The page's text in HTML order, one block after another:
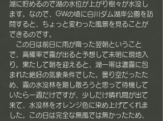
湖に貯めるので湖の水位が上がり樹々が水没し
ます。なので、GWの頃に白川ダム湖岸公園を訪
問すると、ちょっと変わった風景を見ることが
できるのです。
この日は前日に雨が降った翌朝ということ
で、高確率で霧が出ると予想して未明に現地入
り。果たして朝を迎えると、湖一帯は濃霧に包
まれた絶好の気象条件でした。曇り空だったた
め、霧の水没林を期し散ろうと思って待機して
いたら一週だけですが、少しだけ晴れ間が出て
来て、水没林をオレンジ色に染め上げてくれま
した。この日は完全な無風では無かったため、